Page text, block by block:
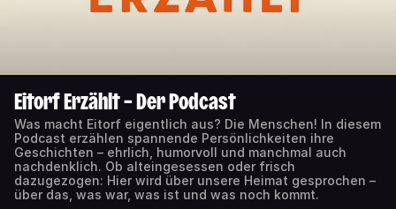
Eitorf Erzählt – Der Podcast
Was macht Eitorf eigentlich aus? Die Menschen! In diesem
Podcast erzählen spannende Persönlichkeiten ihre
Geschichten – ehrlich, humorvoll und manchmal auch
nachdenklich. Ob alteingesessen oder frisch
dazugezogen: Hier wird über unsere Heimat gesprochen –
über das, was war, was ist und was noch kommt.